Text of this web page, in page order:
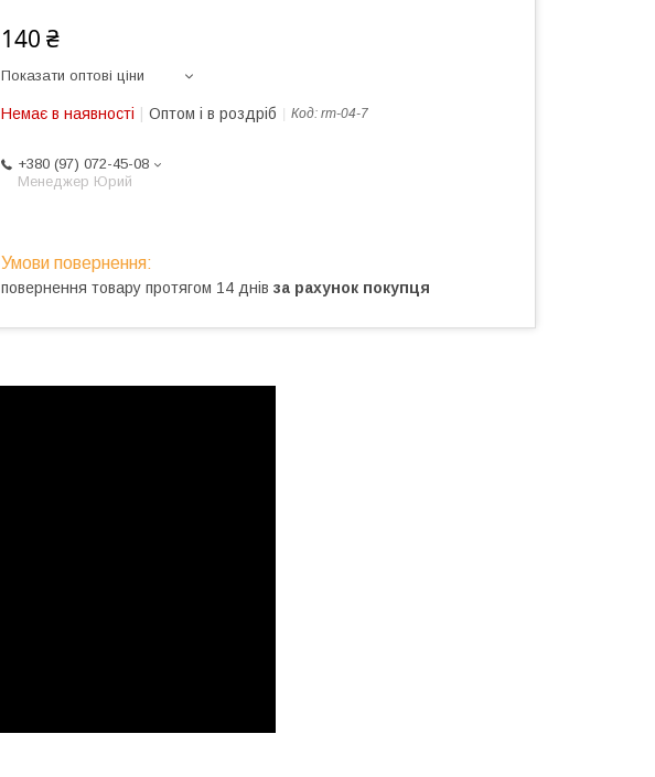
140 ₴
Показати оптові ціни
Немає в наявності Оптом і в роздріб Код: rm-04-7
+380 (97) 072-45-08
Менеджер Юрий
повернення товару протягом 14 днів за рахунок покупця